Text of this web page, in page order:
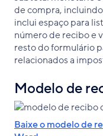
de compra,
inclui espaço para
número de recibo e
resto do formulário
relacionados a
Modelo de
Baixe o modelo de